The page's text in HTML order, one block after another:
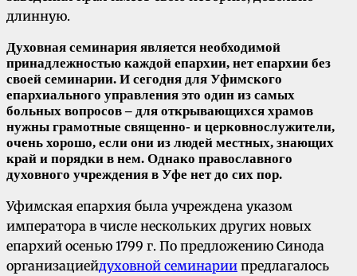
длинную.
Духовная семинария является необходимой
принадлежностью каждой епархии, нет епархии без
своей семинарии. И сегодня для Уфимского
епархиального управления это один из самых
больных вопросов – для открывающихся храмов
нужны грамотные священно- и церковнослужители,
очень хорошо, если они из людей местных, знающих
край и порядки в нем. Однако православного
духовного учреждения в Уфе нет до сих пор.
Уфимская епархия была учреждена указом
императора в числе нескольких других новых
епархий осенью 1799 г. По предложению Синода
организациейдуховной семинарии предлагалось